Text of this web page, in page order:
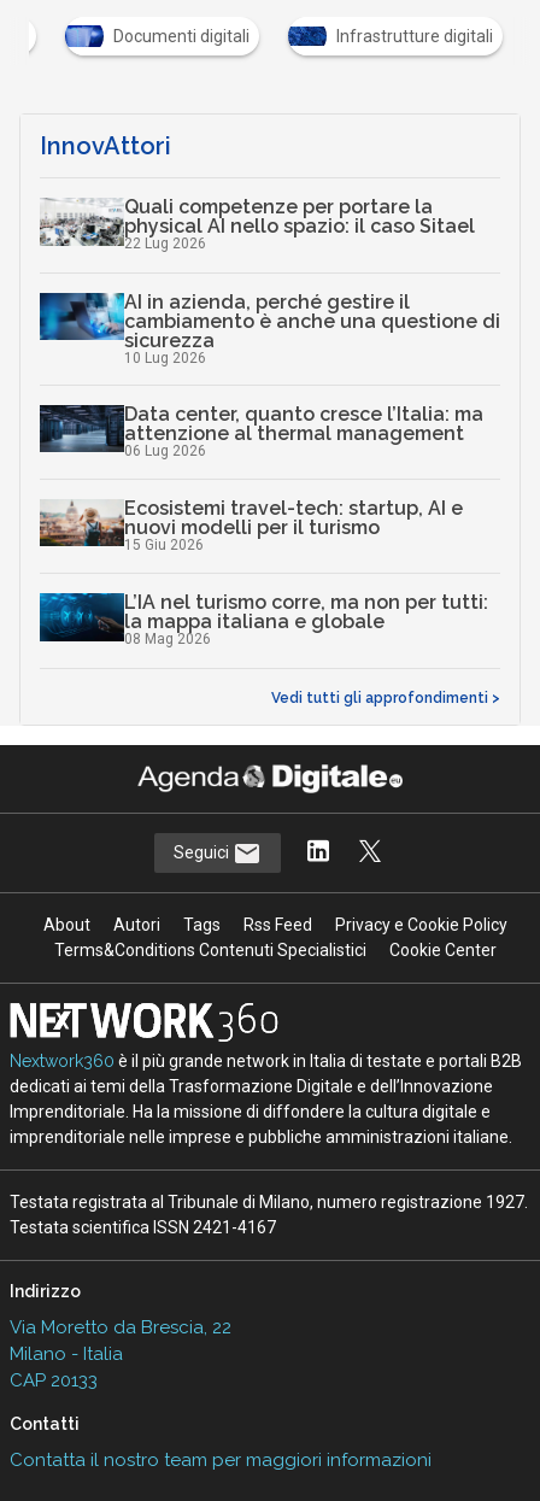
Documenti digitali Infrastrutture digitali
InnovAttori
Quali competenze per portare la
physical AI nello spazio: il caso Sitael
22 Lug 2026
AI in azienda, perché gestire il
cambiamento è anche una questione di
sicurezza
10 Lug 2026
Data center, quanto cresce l’Italia: ma
attenzione al thermal management
06 Lug 2026
Ecosistemi travel-tech: startup, AI e
nuovi modelli per il turismo
15 Giu 2026
L’IA nel turismo corre, ma non per tutti:
la mappa italiana e globale
08 Mag 2026
Vedi tutti gli approfondimenti >
Seguici
About Autori Tags Rss Feed
Privacy e Cookie Policy
Terms&Conditions Contenuti Specialistici
Cookie Center
Nextwork360 è il più grande network in Italia di testate e portali B2B
dedicati ai temi della Trasformazione Digitale e dell’Innovazione
Imprenditoriale. Ha la missione di diffondere la cultura digitale e
imprenditoriale nelle imprese e pubbliche amministrazioni italiane.
Testata registrata al Tribunale di Milano, numero registrazione 1927.
Testata scientifica ISSN 2421-4167
Indirizzo
Via Moretto da Brescia, 22
Milano - Italia
CAP 20133
Contatti
Contatta il nostro team per maggiori informazioni